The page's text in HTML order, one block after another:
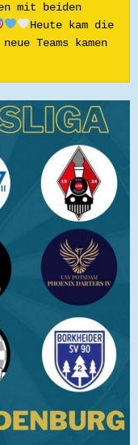
mit beiden
Heute kam die
Teams kamen